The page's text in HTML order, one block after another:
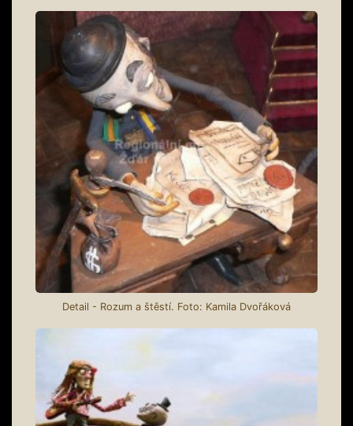
Detail - Rozum a štěstí. Foto: Kamila Dvořáková